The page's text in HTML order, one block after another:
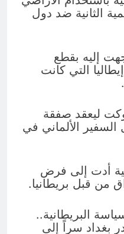
الثانية ضد دول
إليه بقطع
التي كانت
ليعقد صفقة
الألماني في
أدت إلى فرض
من قبل بريطانيا.
البريطانية..
بغداد سراً إلى